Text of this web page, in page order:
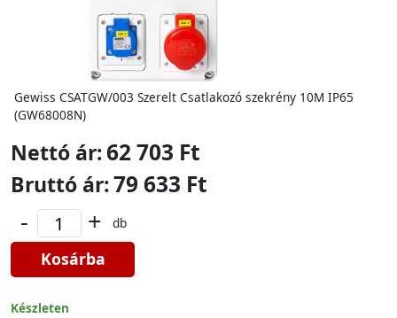
Gewiss CSATGW/003 Szerelt Csatlakozó szekrény 10M IP65
(GW68008N)
Nettó ár:62 703 Ft
Bruttó ár:79 633 Ft
- + db
Kosárba
Készleten